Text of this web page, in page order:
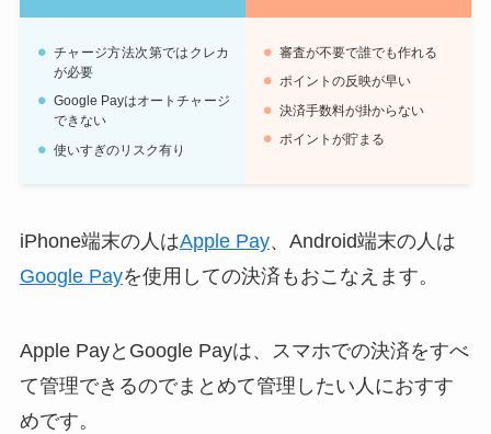
チャージ方法次第ではクレカ
が必要
Google Payはオートチャージ
できない
使いすぎのリスク有り
審査が不要で誰でも作れる
ポイントの反映が早い
決済手数料が掛からない
ポイントが貯まる
iPhone端末の人はApple Pay、Android端末の人は
Google Payを使用しての決済もおこなえます。
Apple PayとGoogle Payは、スマホでの決済をすべ
て管理できるのでまとめて管理したい人におすす
めです。